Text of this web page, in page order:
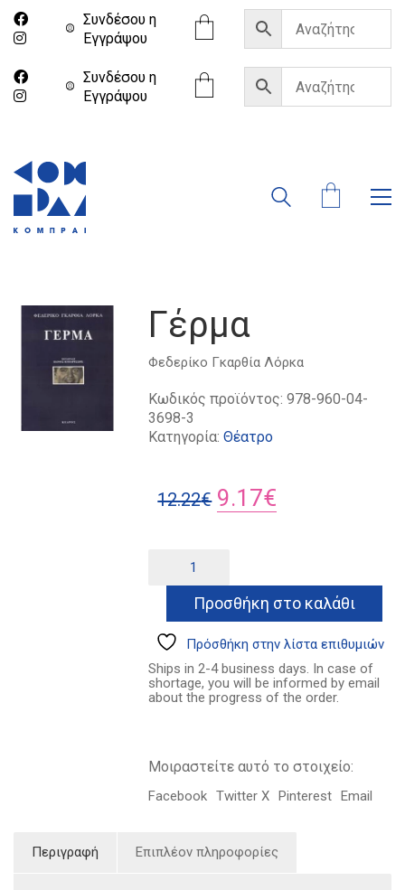
Συνδέσου η
Eγγράψου
Συνδέσου η
Eγγράψου
Γέρμα
Φεδερίκο Γκαρθία Λόρκα
Κωδικός προϊόντος:978-960-04-
3698-3
Κατηγορία:Θέατρο
12.22€ Original
12.22€.
9.17€
είναι:
9.17€.
ποσότητα
Προσθήκη στο καλάθι
Πρόσθήκη στην λίστα επιθυμιών
Ships in 2-4 business days. In case of
shortage, you will be informed by email
about the progress of the order.
Μοιραστείτε αυτό το στοιχείο:
Facebook Twitter X Pinterest Email
Περιγραφή Επιπλέον πληροφορίες